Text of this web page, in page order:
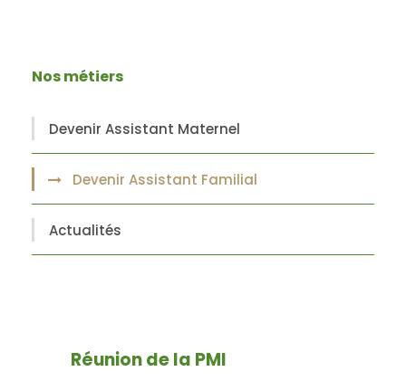
Nos métiers
Devenir Assistant Maternel
Devenir Assistant Familial
Actualités
Réunion de la PMI